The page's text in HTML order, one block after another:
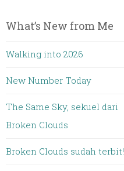
What’s New from Me
Walking into 2026
New Number Today
The Same Sky, sekuel dari
Broken Clouds
Broken Clouds sudah terbit!